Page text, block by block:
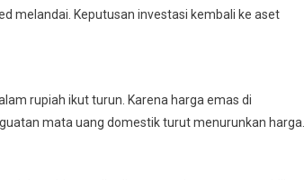
melandai. Keputusan investasi kembali ke aset
rupiah ikut turun. Karena harga emas di
mata uang domestik turut menurunkan harga.